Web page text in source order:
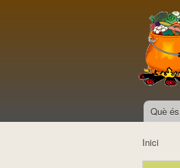
Menú
Què
Inici